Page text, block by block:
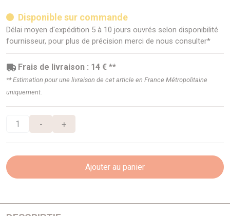
Disponible sur commande
Délai moyen d'expédition 5 à 10 jours ouvrés selon disponibilité
fournisseur, pour plus de précision merci de nous consulter*
Frais de livraison : 14 € **
** Estimation pour une livraison de cet article en France Métropolitaine
uniquement.
- +
Ajouter au panier